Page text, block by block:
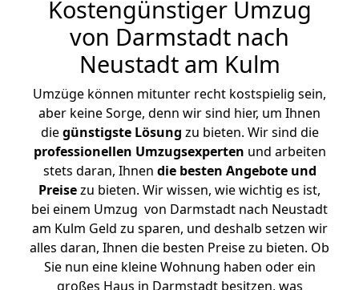
Kostengünstiger Umzug
von Darmstadt nach
Neustadt am Kulm
Umzüge können mitunter recht kostspielig sein,
aber keine Sorge, denn wir sind hier, um Ihnen
diegünstigste Lösung zu bieten. Wir sind die
professionellen Umzugsexperten und arbeiten
stets daran, Ihnen die besten Angebote und
Preisezu bieten. Wir wissen, wie wichtig es ist,
bei einem Umzug von Darmstadt nach Neustadt
am Kulm Geld zu sparen, und deshalb setzen wir
alles daran, Ihnen die besten Preise zu bieten. Ob
Sie nun eine kleine Wohnung haben oder ein
großes Haus in Darmstadt besitzen, was